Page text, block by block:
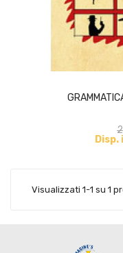
Visualizzati 1-1 su 1